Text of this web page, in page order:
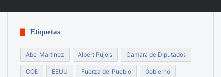
Etiquetas
Abel Martinez Albert Pujols Camara de Diputados
COE EEUU Fuerza del Pueblo Gobierno